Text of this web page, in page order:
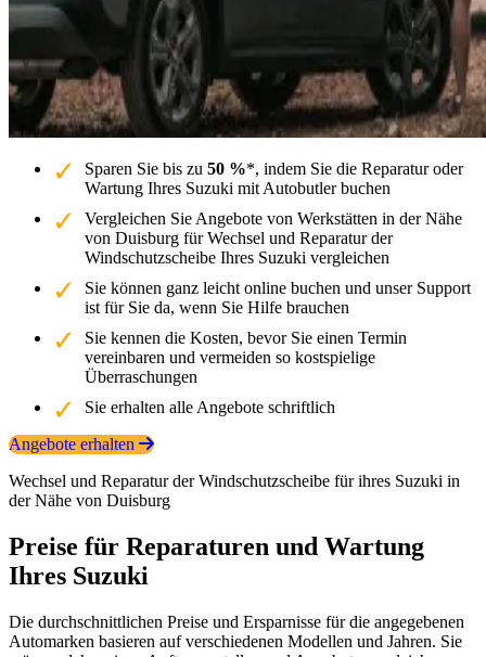
Sparen Sie bis zu 50 %*, indem Sie die Reparatur oder
Wartung Ihres Suzuki mit Autobutler buchen
Vergleichen Sie Angebote von Werkstätten in der Nähe
von Duisburg für Wechsel und Reparatur der
Windschutzscheibe Ihres Suzuki vergleichen
Sie können ganz leicht online buchen und unser Support
ist für Sie da, wenn Sie Hilfe brauchen
Sie kennen die Kosten, bevor Sie einen Termin
vereinbaren und vermeiden so kostspielige
Überraschungen
Sie erhalten alle Angebote schriftlich
Angebote erhalten
Wechsel und Reparatur der Windschutzscheibe für ihres Suzuki in
der Nähe von Duisburg
Preise für Reparaturen und Wartung
Ihres Suzuki
Die durchschnittlichen Preise und Ersparnisse für die angegebenen
Automarken basieren auf verschiedenen Modellen und Jahren. Sie